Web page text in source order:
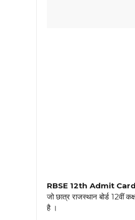
RBSE 12th Admit
जो छात्र राजस्थान बोर्ड 12वीं
है ।